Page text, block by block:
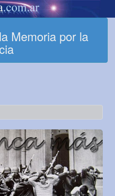
Memoria por la